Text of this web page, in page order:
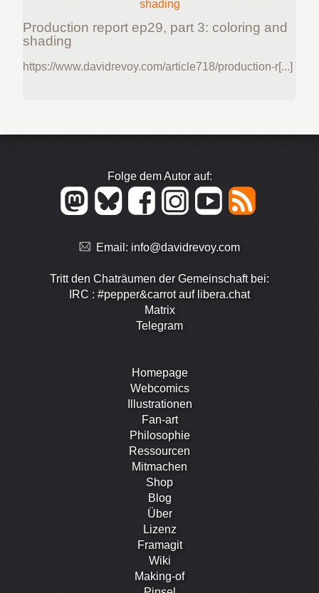
Production report ep29, part 3: coloring and
shading
https://www.davidrevoy.com/article718/production-r[...]
Folge dem Autor auf:
Email: info@davidrevoy.com
Tritt den Chaträumen der Gemeinschaft bei:
IRC : #pepper&carrot auf libera.chat
Matrix
Telegram
Homepage
Webcomics
Illustrationen
Fan-art
Philosophie
Ressourcen
Mitmachen
Shop
Blog
Über
Lizenz
Framagit
Wiki
Making-of